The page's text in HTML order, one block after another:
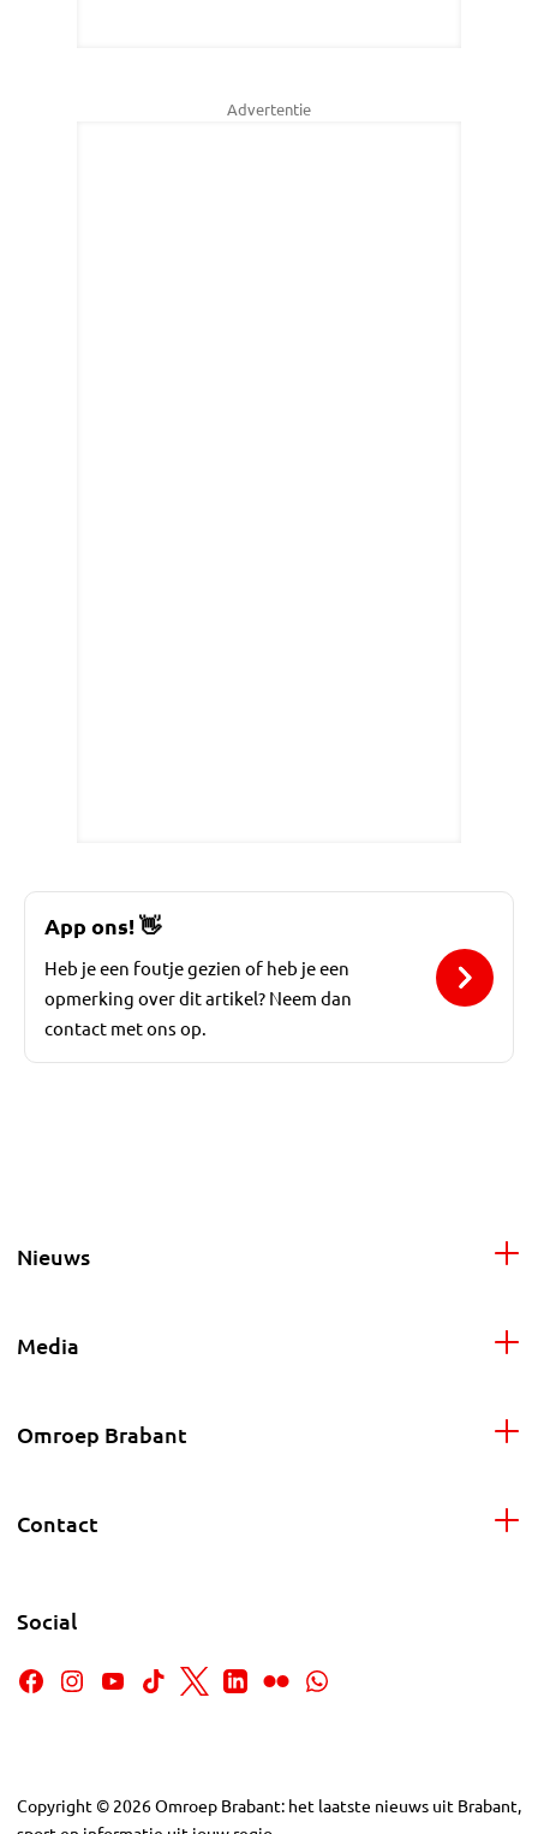
Advertentie
App ons!👋
Heb je een foutje gezien of heb je een
opmerking over dit artikel? Neem dan
contact met ons op.
Nieuws
Media
Omroep Brabant
Contact
Social
Copyright © 2026Omroep Brabant: het laatste nieuws uit Brabant,